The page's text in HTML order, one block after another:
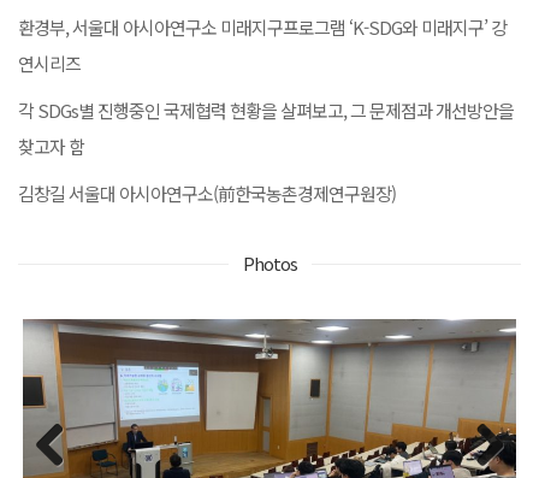
환경부, 서울대 아시아연구소 미래지구프로그램 ‘K-SDG와 미래지구’ 강
연시리즈
각 SDGs별 진행중인 국제협력 현황을 살펴보고, 그 문제점과 개선방안을
찾고자 함
김창길 서울대 아시아연구소(前한국농촌경제연구원장)
Photos